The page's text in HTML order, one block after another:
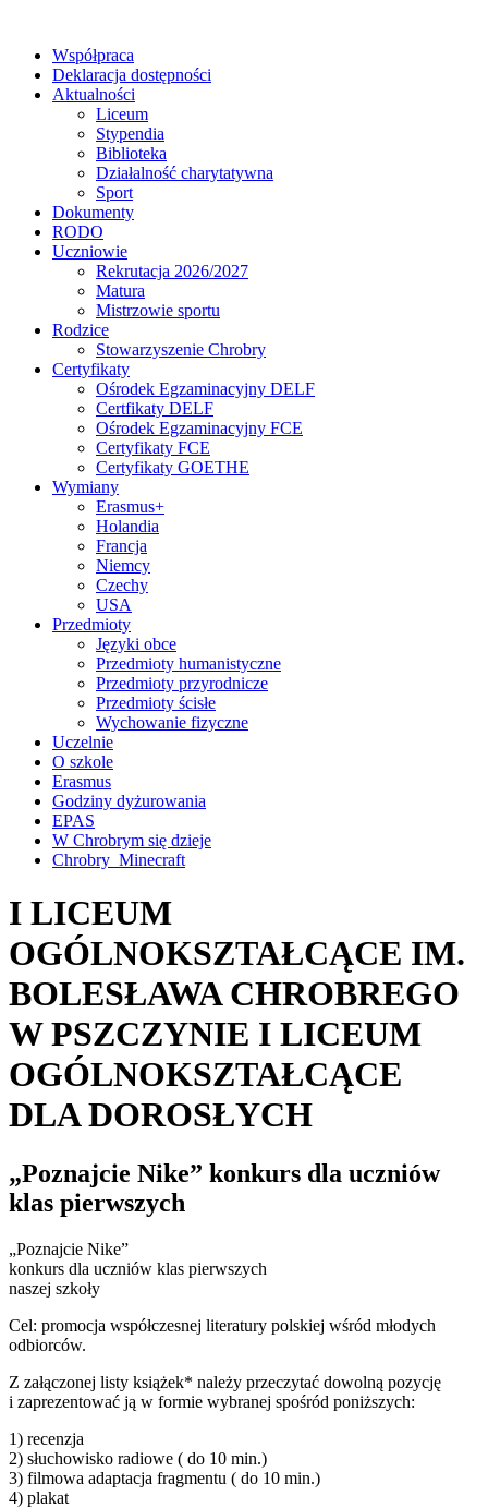
Współpraca
Deklaracja dostępności
Aktualności
Liceum
Stypendia
Biblioteka
Działalność charytatywna
Sport
Dokumenty
RODO
Uczniowie
Rekrutacja 2026/2027
Matura
Mistrzowie sportu
Rodzice
Stowarzyszenie Chrobry
Certyfikaty
Ośrodek Egzaminacyjny DELF
Certfikaty DELF
Ośrodek Egzaminacyjny FCE
Certyfikaty FCE
Certyfikaty GOETHE
Wymiany
Erasmus+
Holandia
Francja
Niemcy
Czechy
USA
Przedmioty
Języki obce
Przedmioty humanistyczne
Przedmioty przyrodnicze
Przedmioty ścisłe
Wychowanie fizyczne
Uczelnie
O szkole
Erasmus
Godziny dyżurowania
EPAS
W Chrobrym się dzieje
Chrobry_Minecraft
I LICEUM
OGÓLNOKSZTAŁCĄCE IM.
BOLESŁAWA CHROBREGO
W PSZCZYNIE I LICEUM
OGÓLNOKSZTAŁCĄCE
DLA DOROSŁYCH
„Poznajcie Nike” konkurs dla uczniów
klas pierwszych
„Poznajcie Nike”
konkurs dla uczniów klas pierwszych
naszej szkoły
Cel: promocja współczesnej literatury polskiej wśród młodych
odbiorców.
Z załączonej listy książek* należy przeczytać dowolną pozycję
i zaprezentować ją w formie wybranej spośród poniższych:
1) recenzja
2) słuchowisko radiowe ( do 10 min.)
3) filmowa adaptacja fragmentu ( do 10 min.)
4) plakat